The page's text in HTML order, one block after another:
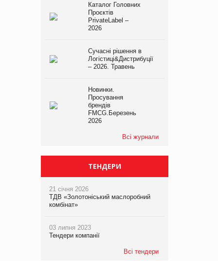
Каталог Головних
Проєктів
PrivateLabel –
2026
Сучасні рішення в
Логістиці&Дистрибуції
– 2026. Травень
Новинки.
Просування
брендів
FMCG.Березень
2026
Всі журнали
ТЕНДЕРИ
21 січня 2026
ТДВ «Золотоніський маслоробний
комбінат»
03 липня 2023
Тендери компанії
Всі тендери